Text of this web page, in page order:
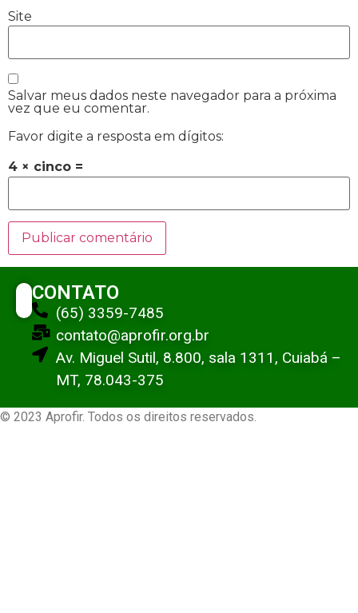
Site
Salvar meus dados neste navegador para a próxima
vez que eu comentar.
Favor digite a resposta em dígitos:
4 × cinco =
CONTATO
(65) 3359-7485
contato@aprofir.org.br
Av. Miguel Sutil, 8.800, sala 1311, Cuiabá –
MT, 78.043-375
© 2023 Aprofir. Todos os direitos reservados.